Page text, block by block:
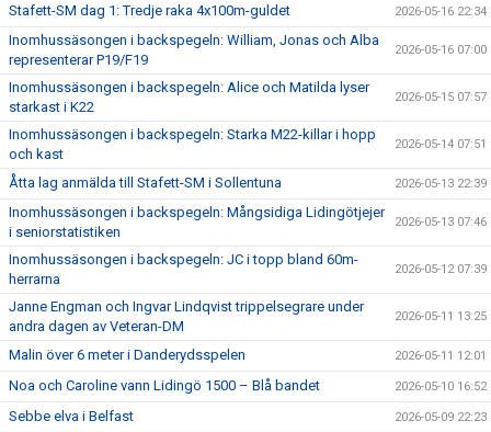
Stafett-SM dag 1: Tredje raka 4x100m-guldet 2026-05-16 22:34
Inomhussäsongen i backspegeln: William, Jonas och Alba
representerar P19/F19
2026-05-16 07:00
Inomhussäsongen i backspegeln: Alice och Matilda lyser
starkast i K22
2026-05-15 07:57
Inomhussäsongen i backspegeln: Starka M22-killar i hopp
och kast
2026-05-14 07:51
Åtta lag anmälda till Stafett-SM i Sollentuna 2026-05-13 22:39
Inomhussäsongen i backspegeln: Mångsidiga Lidingötjejer
i seniorstatistiken
2026-05-13 07:46
Inomhussäsongen i backspegeln: JC i topp bland 60m-
herrarna
2026-05-12 07:39
Janne Engman och Ingvar Lindqvist trippelsegrare under
andra dagen av Veteran-DM
2026-05-11 13:25
Malin över 6 meter i Danderydsspelen 2026-05-11 12:01
Noa och Caroline vann Lidingö 1500 – Blå bandet 2026-05-10 16:52
Sebbe elva i Belfast 2026-05-09 22:23